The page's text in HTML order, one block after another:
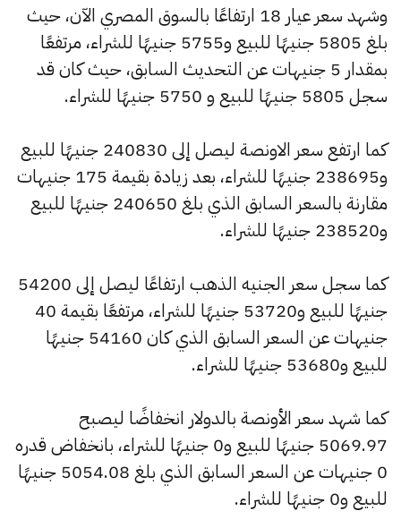
وشهد سعر عيار 18 ارتفاعًا بالسوق المصري الآن، حيث
بلغ 5805 جنيهًا للبيع و5755 جنيهًا للشراء، مرتفعًا
بمقدار 5 جنيهات عن التحديث السابق، حيث كان قد
سجل 5805 جنيهًا للبيع و 5750 جنيهًا للشراء.
كما ارتفع سعر الاونصة ليصل إلى 240830 جنيهًا للبيع
و238695 جنيهًا للشراء، بعد زيادة بقيمة 175 جنيهات
مقارنة بالسعر السابق الذي بلغ 240650 جنيهًا للبيع
و238520 جنيهًا للشراء.
كما سجل سعر الجنيه الذهب ارتفاعًا ليصل إلى 54200
جنيهًا للبيع و53720 جنيهًا للشراء، مرتفعًا بقيمة 40
جنيهات عن السعر السابق الذي كان 54160 جنيهًا
للبيع و53680 جنيهًا للشراء.
كما شهد سعر الأونصة بالدولار انخفاضًا ليصبح
5069.97 جنيهًا للبيع و0 جنيهًا للشراء، بانخفاض قدره
0 جنيهات عن السعر السابق الذي بلغ 5054.08 جنيهًا
للبيع و0 جنيهًا للشراء.